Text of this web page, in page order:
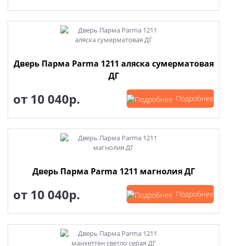
Дверь Парма Parma 1211 аляска сумерматовая
ДГ
от 10 040р. Подробнее
Дверь Парма Parma 1211 магнолия ДГ
от 10 040р. Подробнее